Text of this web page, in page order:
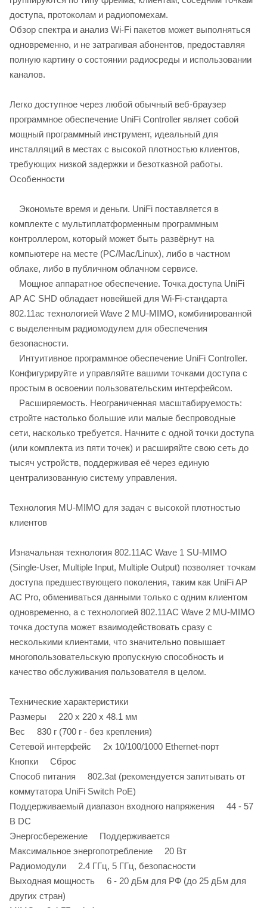
доступа, протоколам и радиопомехам.
Обзор спектра и анализ Wi-Fi пакетов может выполняться
одновременно, и не затрагивая абонентов, предоставляя
полную картину о состоянии радиосреды и использовании
каналов.
Легко доступное через любой обычный веб-браузер
программное обеспечение UniFi Controller являет собой
мощный программный инструмент, идеальный для
инсталляций в местах с высокой плотностью клиентов,
требующих низкой задержки и безотказной работы.
Особенности
Экономьте время и деньги. UniFi поставляется в
комплекте с мультиплатформенным программным
контроллером, который может быть развёрнут на
компьютере на месте (PC/Mac/Linux), либо в частном
облаке, либо в публичном облачном сервисе.
Мощное аппаратное обеспечение. Точка доступа UniFi
AP AC SHD обладает новейшей для Wi-Fi-стандарта
802.11ac технологией Wave 2 MU-MIMO, комбинированной
с выделенным радиомодулем для обеспечения
безопасности.
Интуитивное программное обеспечение UniFi Controller.
Конфигурируйте и управляйте вашими точками доступа с
простым в освоении пользовательским интерфейсом.
Расширяемость. Неограниченная масштабируемость:
стройте настолько большие или малые беспроводные
сети, насколько требуется. Начните с одной точки доступа
(или комплекта из пяти точек) и расширяйте свою сеть до
тысяч устройств, поддерживая её через единую
централизованную систему управления.
Технология MU-MIMO для задач с высокой плотностью
клиентов
Изначальная технология 802.11AC Wave 1 SU-MIMO
(Single-User, Multiple Input, Multiple Output) позволяет точкам
доступа предшествующего поколения, таким как UniFi AP
AC Pro, обмениваться данными только с одним клиентом
одновременно, а с технологией 802.11AC Wave 2 MU-MIMO
точка доступа может взаимодействовать сразу с
несколькими клиентами, что значительно повышает
многопользовательскую пропускную способность и
качество обслуживания пользователя в целом.
Технические характеристики
Размеры 220 x 220 x 48.1 мм
Вес 830 г (700 г - без крепления)
Сетевой интерфейс 2х 10/100/1000 Ethernet-порт
Кнопки Сброс
Способ питания 802.3at (рекомендуется запитывать от
коммутатора UniFi Switch PoE)
Поддерживаемый диапазон входного напряжения 44 - 57
В DC
Энергосбережение Поддерживается
Максимальное энергопотребление 20 Вт
Радиомодули 2.4 ГГц, 5 ГГц, безопасности
Выходная мощность 6 - 20 дБм для РФ (до 25 дБм для
других стран)